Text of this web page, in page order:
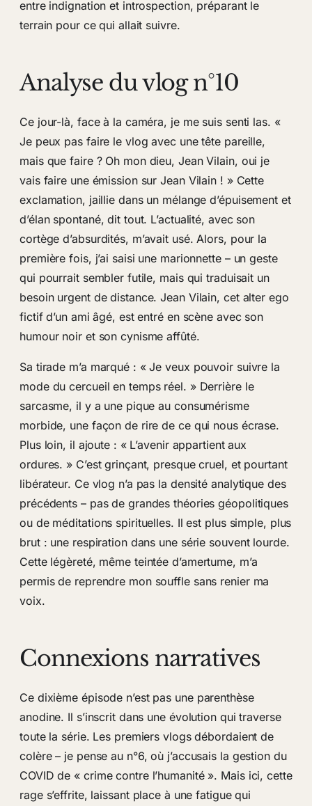
entre indignation et introspection, préparant le
terrain pour ce qui allait suivre.
Analyse du vlog n°10
Ce jour-là, face à la caméra, je me suis senti las. «
Je peux pas faire le vlog avec une tête pareille,
mais que faire ? Oh mon dieu, Jean Vilain, oui je
vais faire une émission sur Jean Vilain ! » Cette
exclamation, jaillie dans un mélange d’épuisement et
d’élan spontané, dit tout. L’actualité, avec son
cortège d’absurdités, m’avait usé. Alors, pour la
première fois, j’ai saisi une marionnette – un geste
qui pourrait sembler futile, mais qui traduisait un
besoin urgent de distance. Jean Vilain, cet alter ego
fictif d’un ami âgé, est entré en scène avec son
humour noir et son cynisme affûté.
Sa tirade m’a marqué : « Je veux pouvoir suivre la
mode du cercueil en temps réel. » Derrière le
sarcasme, il y a une pique au consumérisme
morbide, une façon de rire de ce qui nous écrase.
Plus loin, il ajoute : « L’avenir appartient aux
ordures. » C’est grinçant, presque cruel, et pourtant
libérateur. Ce vlog n’a pas la densité analytique des
précédents – pas de grandes théories géopolitiques
ou de méditations spirituelles. Il est plus simple, plus
brut : une respiration dans une série souvent lourde.
Cette légèreté, même teintée d’amertume, m’a
permis de reprendre mon souffle sans renier ma
voix.
Connexions narratives
Ce dixième épisode n’est pas une parenthèse
anodine. Il s’inscrit dans une évolution qui traverse
toute la série. Les premiers vlogs débordaient de
colère – je pense au n°6, où j’accusais la gestion du
COVID de « crime contre l’humanité ». Mais ici, cette
rage s’effrite, laissant place à une fatigue qui